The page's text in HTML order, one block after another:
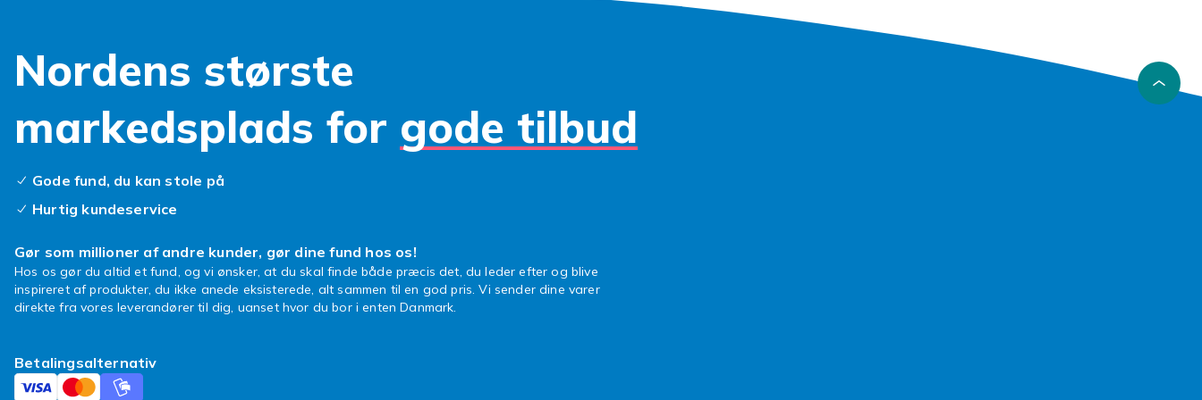
Inlines-rulleskøjter er ideelle til pendling i bymiljøet, da de er hurtigere end at gå
til og fra arbejde eller skole og oplever det som en god og effektiv måde at
kombinere transport og motion. Med de rette inlines-pjäxor og beskyttelsesudstyr
kan du komme sikkert frem uanset vejret. Inlines er desuden fremragende som
rehabsport – den glidende bevægelse er skånsom for led og knæ sammenlignet
med løb. Mange fysioterapeuter anbefaler inlines til patienter med knæ- og
åkestil.
Sport giver glade dage og skaber gode minder for livet. Med det rigtige udstyr kan
du nyde din favoritsport på det niveau, der passer dig bedst. Det er vigtigt at
Nordens største
markedsplads for gode tilbud
Gode fund, du kan stole på
Hurtig kundeservice
Gør som millioner af andre kunder, gør dine fund hos os!
Hos os gør du altid et fund, og vi ønsker, at du skal finde både præcis det, du leder efter og blive
inspireret af produkter, du ikke anede eksisterede, alt sammen til en god pris. Vi sender dine varer
direkte fra vores leverandører til dig, uanset hvor du bor i enten Danmark.
Betalingsalternativ